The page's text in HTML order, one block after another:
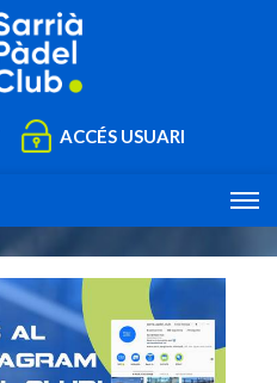
ACCÉS USUARI